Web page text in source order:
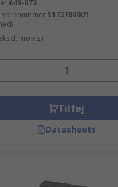
649-073
varenummer 1173780001
moms)
Tilføj
Datasheets